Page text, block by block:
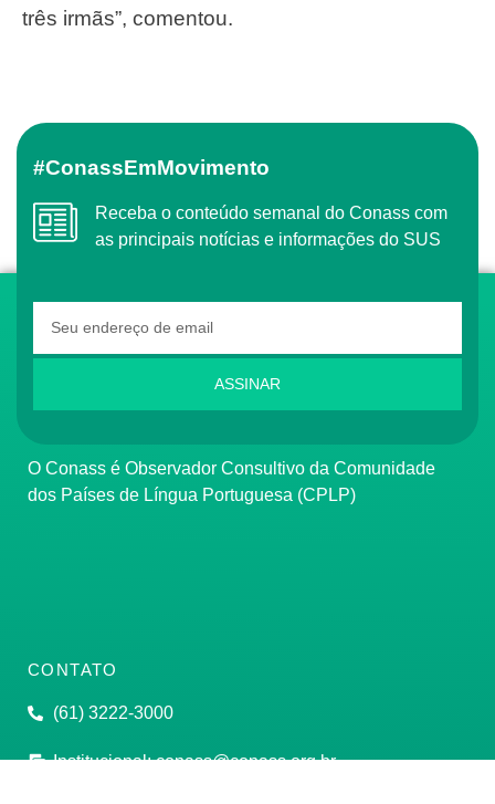
três irmãs”, comentou.
#ConassEmMovimento
Receba o conteúdo semanal do Conass com
as principais notícias e informações do SUS
ASSINAR
O Conass é Observador Consultivo da Comunidade
dos Países de Língua Portuguesa (CPLP)
CONTATO
(61) 3222-3000
Institucional:conass@conass.org.br